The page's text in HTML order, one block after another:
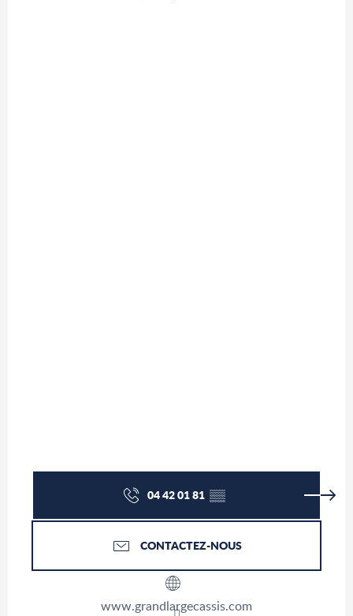
04 42 01 81▒▒
CONTACTEZ-NOUS
www.grandlargecassis.com